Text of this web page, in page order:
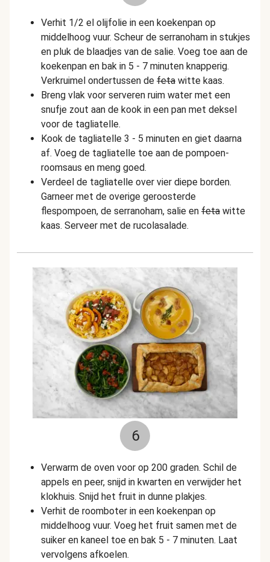
Verhit 1/2 el olijfolie in een koekenpan op
middelhoog vuur. Scheur de serranoham in stukjes
en pluk de blaadjes van de salie. Voeg toe aan de
koekenpan en bak in 5 - 7 minuten knapperig.
Verkruimel ondertussen de feta witte kaas.
Breng vlak voor serveren ruim water met een
snufje zout aan de kook in een pan met deksel
voor de tagliatelle.
Kook de tagliatelle 3 - 5 minuten en giet daarna
af. Voeg de tagliatelle toe aan de pompoen-
roomsaus en meng goed.
Verdeel de tagliatelle over vier diepe borden.
Garneer met de overige geroosterde
flespompoen, de serranoham, salie en feta witte
kaas. Serveer met de rucolasalade.
6
Verwarm de oven voor op 200 graden. Schil de
appels en peer, snijd in kwarten en verwijder het
klokhuis. Snijd het fruit in dunne plakjes.
Verhit de roomboter in een koekenpan op
middelhoog vuur. Voeg het fruit samen met de
suiker en kaneel toe en bak 5 - 7 minuten. Laat
vervolgens afkoelen.